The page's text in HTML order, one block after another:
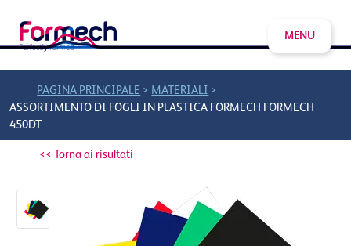
MENU
PAGINA PRINCIPALE > MATERIALI >
ASSORTIMENTO DI FOGLI IN PLASTICA FORMECH FORMECH
450DT
<< Torna ai risultati